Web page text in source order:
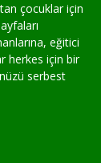
çocuklar için
eğitici
herkes için bir
serbest